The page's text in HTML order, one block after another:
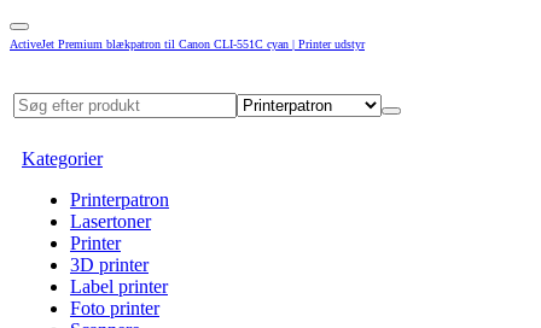
ActiveJet Premium blækpatron til Canon CLI-551C cyan | Printer udstyr
Kategorier
Printerpatron
Lasertoner
Printer
3D printer
Label printer
Foto printer